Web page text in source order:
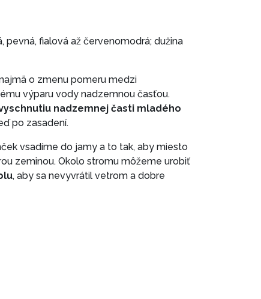
pevná, fialová až červenomodrá; dužina
o zmenu pomeru medzi
výparu vody nadzemnou časťou.
nadzemnej časti mladého
po zasadení.
vsadíme do jamy a to tak, aby miesto
zeminou. Okolo stromu môžeme urobiť
, aby sa nevyvrátil vetrom a dobre